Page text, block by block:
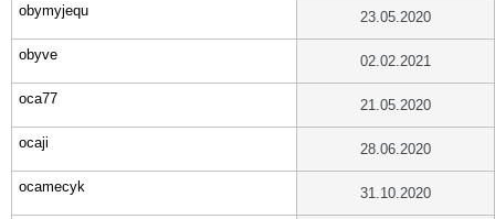
obymyjequ 23.05.2020
obyve 02.02.2021
oca77 21.05.2020
ocaji 28.06.2020
ocamecyk 31.10.2020